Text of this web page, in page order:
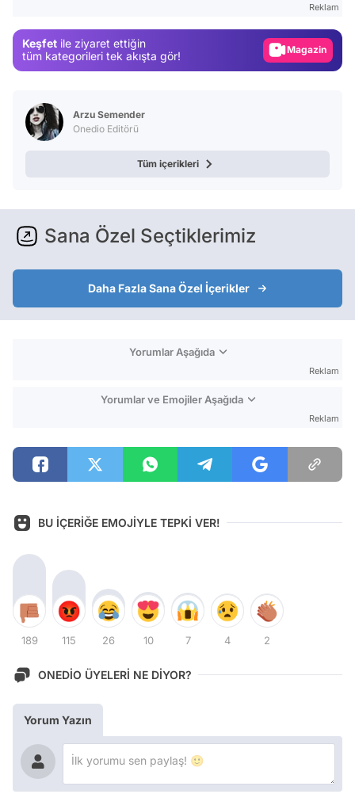
Reklam
Keşfet ile ziyaret ettiğin
tüm kategorileri tek akışta gör!
Video
Arzu Semender
Onedio Editörü
Tüm içerikleri
Sana Özel Seçtiklerimiz
Daha Fazla Sana Özel İçerikler
Yorumlar Aşağıda
Reklam
Yorumlar ve Emojiler Aşağıda
Reklam
BU İÇERİĞE EMOJİYLE TEPKİ VER!
189 115 26 10 7 4 2
ONEDİO ÜYELERİ NE DİYOR?
Yorum Yazın